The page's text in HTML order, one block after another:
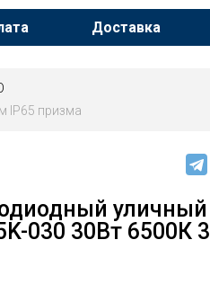
Доставка
IP65 призма
030 30Вт 6500К